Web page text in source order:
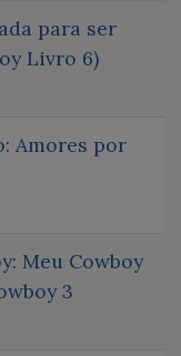
para ser
Livro 6)
Amores por
Meu Cowboy
3